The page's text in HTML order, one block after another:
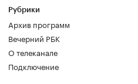
Рубрики
Архив программ
Вечерний РБК
О телеканале
Подключение